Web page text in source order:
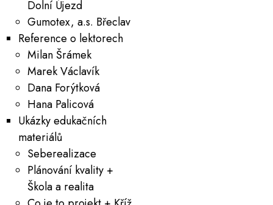
Dolní Újezd
Gumotex, a.s. Břeclav
Reference o lektorech
Milan Šrámek
Marek Václavík
Dana Forýtková
Hana Palicová
Ukázky edukačních
materiálů
Seberealizace
Plánování kvality +
Škola a realita